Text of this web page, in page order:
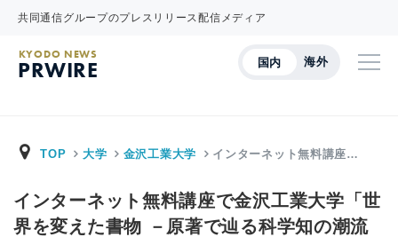
共同通信グループのプレスリリース配信メディア
国内 海外
KYODO NEWS
PRWIRE
TOP 大学 金沢工業大学 インターネット無料講座…
インターネット無料講座で金沢工業大学「世
界を変えた書物 －原著で辿る科学知の潮流